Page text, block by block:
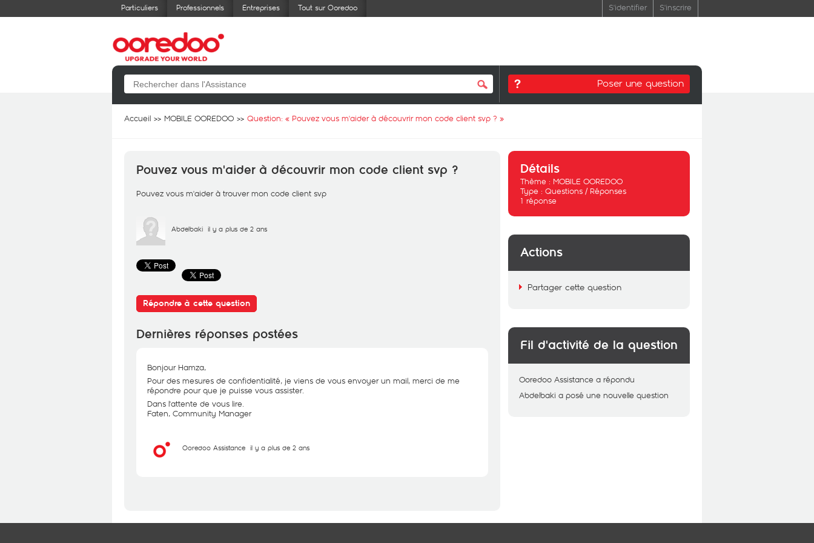
Particuliers Professionnels Entreprises Tout sur Ooredoo S'identifier S'inscrire
Poser une question
Accueil MOBILE OOREDOO Question: « Pouvez vous m'aider à découvrir mon code client svp ? »
Pouvez vous m'aider à découvrir mon code client svp ?
Pouvez vous m'aider à trouver mon code client svp
Abdelbaki il y a plus de 2 ans
Répondre à cette question
Dernières réponses postées
Bonjour Hamza,
Pour des mesures de confidentialité, je viens de vous envoyer un mail, merci de me
répondre pour que je puisse vous assister.
Dans l'attente de vous lire.
Faten, Community Manager
Ooredoo Assistance il y a plus de 2 ans
Détails
Thème : MOBILE OOREDOO
Type : Questions / Réponses
1 réponse
Actions
Partager cette question
Fil d'activité de la question
Ooredoo Assistance a répondu
Abdelbaki a posé une nouvelle question